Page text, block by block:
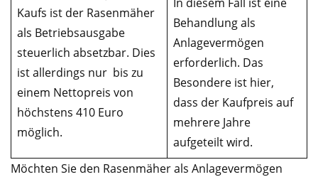
Kaufs ist der Rasenmäher
als Betriebsausgabe
steuerlich absetzbar. Dies
ist allerdings nur bis zu
einem Nettopreis von
höchstens 410 Euro
möglich.
Behandlung als
Anlagevermögen
erforderlich. Das
Besondere ist hier,
dass der Kaufpreis auf
mehrere Jahre
aufgeteilt wird.
Möchten Sie den Rasenmäher als Anlagevermögen